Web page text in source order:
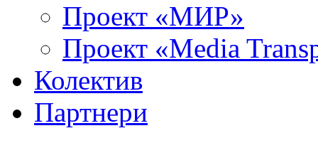
Проект «МИР»
Проект «Media
Колектив
Партнери